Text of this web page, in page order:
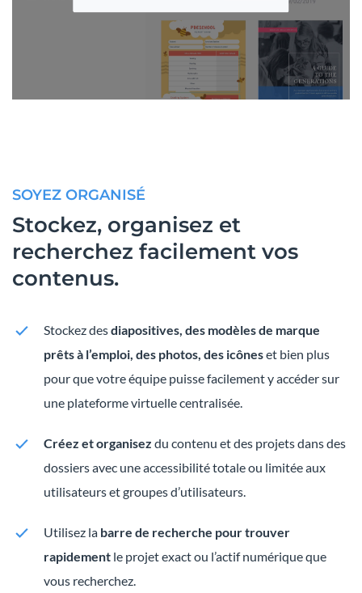
SOYEZ ORGANISÉ
Stockez, organisez et
recherchez facilement vos
contenus.
Stockez desdiapositives, des modèles de marque
prêts à l’emploi, des photos, des icôneset bien plus
pour que votre équipe puisse facilement y accéder sur
une plateforme virtuelle centralisée.
Créez et organisez du contenu et des projets dans des
dossiers avec une accessibilité totale ou limitée aux
utilisateurs et groupes d’utilisateurs.
Utilisez la barre de recherche pour trouver
rapidement le projet exact ou l’actif numérique que
vous recherchez.